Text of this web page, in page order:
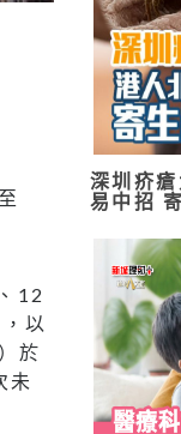
12
以
於
未
深圳疥
易中招